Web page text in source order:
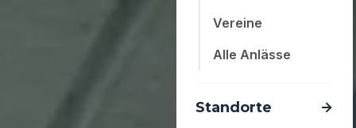
Vereine
Alle Anlässe
Standorte